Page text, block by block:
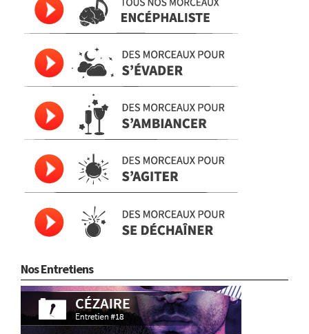
Nos Entretiens